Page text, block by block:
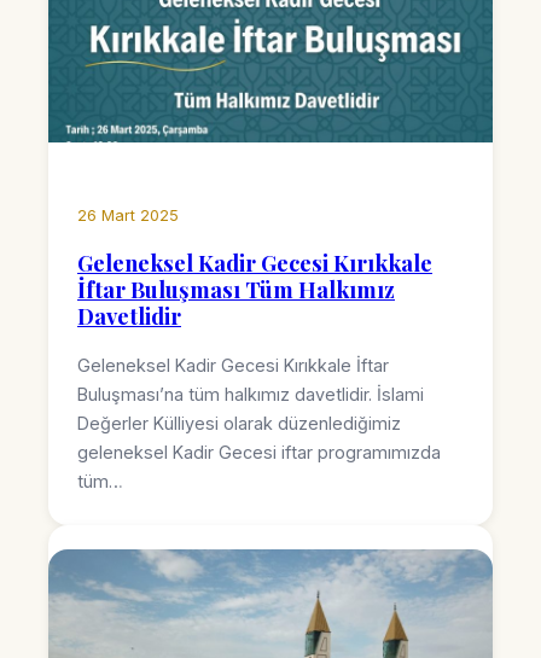
26 Mart 2025
Geleneksel Kadir Gecesi Kırıkkale
İftar Buluşması Tüm Halkımız
Davetlidir
Geleneksel Kadir Gecesi Kırıkkale İftar
Buluşması’na tüm halkımız davetlidir. İslami
Değerler Külliyesi olarak düzenlediğimiz
geleneksel Kadir Gecesi iftar programımızda
tüm…